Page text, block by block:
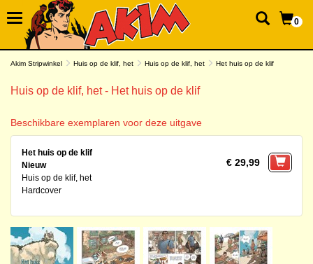
0
Akim Stripwinkel Huis op de klif, het Huis op de klif, het Het huis op de klif
Huis op de klif, het - Het huis op de klif
Beschikbare exemplaren voor deze uitgave
Het huis op de klif
Nieuw
Huis op de klif, het
Hardcover
€ 29,99